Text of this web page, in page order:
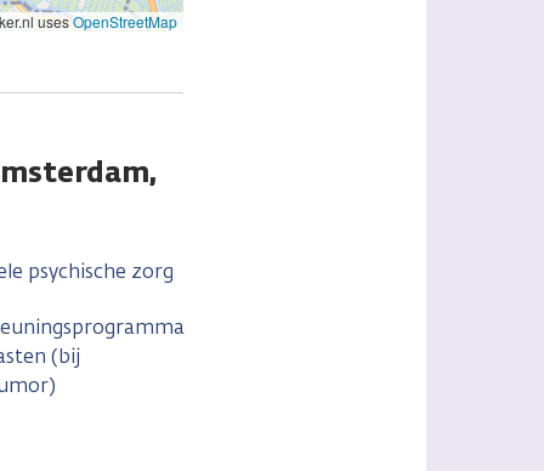
usesOpenStreetMap
psychische zorg
(bij